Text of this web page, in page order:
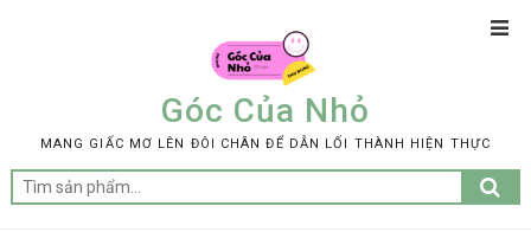
Góc Của Nhỏ
MANG GIẤC MƠ LÊN ĐÔI CHÂN ĐỂ DẪN LỐI THÀNH HIỆN THỰC
Tìm
kiếm: